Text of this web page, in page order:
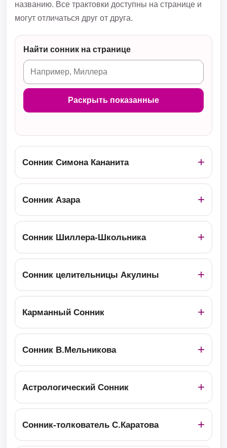
названию. Все трактовки доступны на странице и
могут отличаться друг от друга.
Найти сонник на странице
Раскрыть показанные
Сонник Симона Кананита
Сонник Азара
Сонник Шиллера-Школьника
Сонник целительницы Акулины
Карманный Сонник
Сонник В.Мельникова
Астрологический Сонник
Сонник-толкователь С.Каратова